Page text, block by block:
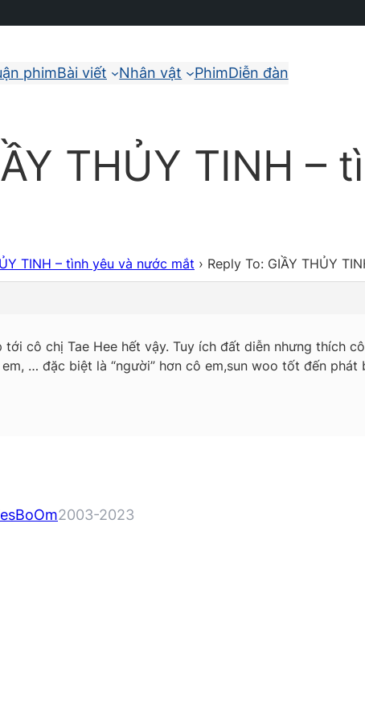
phimBài viết Nhân vật PhimDiễn đàn
THỦY TINH –
TINH – tình yêu và nước mắt › Reply To: GIẦY THỦY
tới cô chị Tae Hee hết vậy. Tuy ích đất diễn nhưng thích
… đặc biệt là “người” hơn cô em,sun woo tốt đến
2003-2023